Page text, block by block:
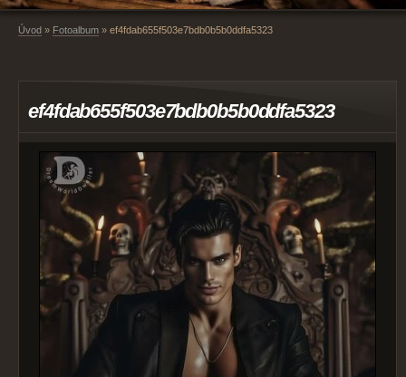
Úvod » Fotoalbum » ef4fdab655f503e7bdb0b5b0ddfa5323
ef4fdab655f503e7bdb0b5b0ddfa5323